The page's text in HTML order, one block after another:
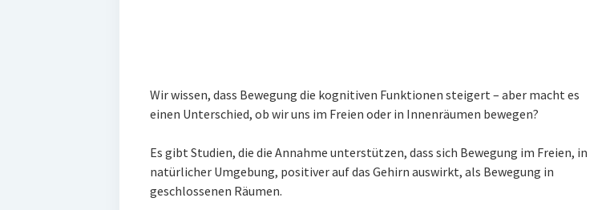
Wir wissen, dass Bewegung die kognitiven Funktionen steigert – aber macht es
einen Unterschied, ob wir uns im Freien oder in Innenräumen bewegen?
Es gibt Studien, die die Annahme unterstützen, dass sich Bewegung im Freien, in
natürlicher Umgebung, positiver auf das Gehirn auswirkt, als Bewegung in
geschlossenen Räumen.